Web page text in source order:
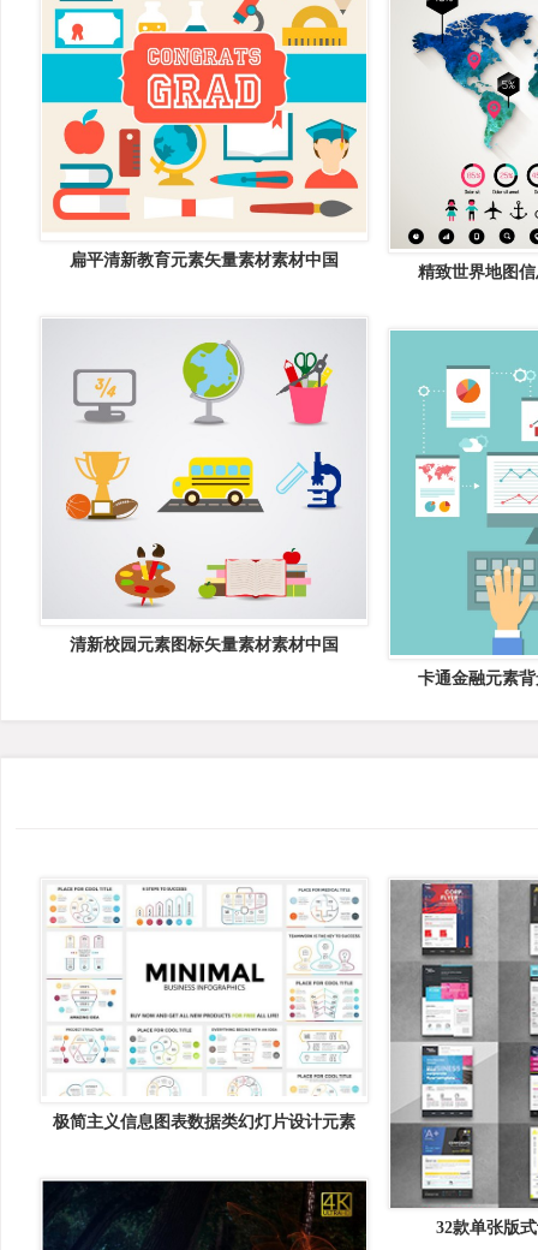
扁平清新教育元素矢量素材素材中国
精致世界地图
清新校园元素图标矢量素材素材中国
卡通金融元素
极简主义信息图表数据类幻灯片设计元素
32款单张版